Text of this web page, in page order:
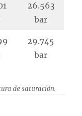
26.563
bar
29.745
bar
de saturación.